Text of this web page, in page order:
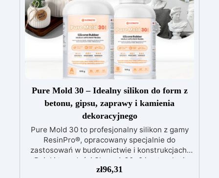
Pure Mold 30 – Idealny silikon do form z
betonu, gipsu, zaprawy i kamienia
dekoracyjnego
Pure Mold 30 to profesjonalny silikon z gamy
ResinPro®, opracowany specjalnie do
zastosowań w budownictwie i konstrukcjach.
Dzięki twardości Shore A 30±2 i naturalnej
przezroczystości oferuje idealne połączenie
zł96,31